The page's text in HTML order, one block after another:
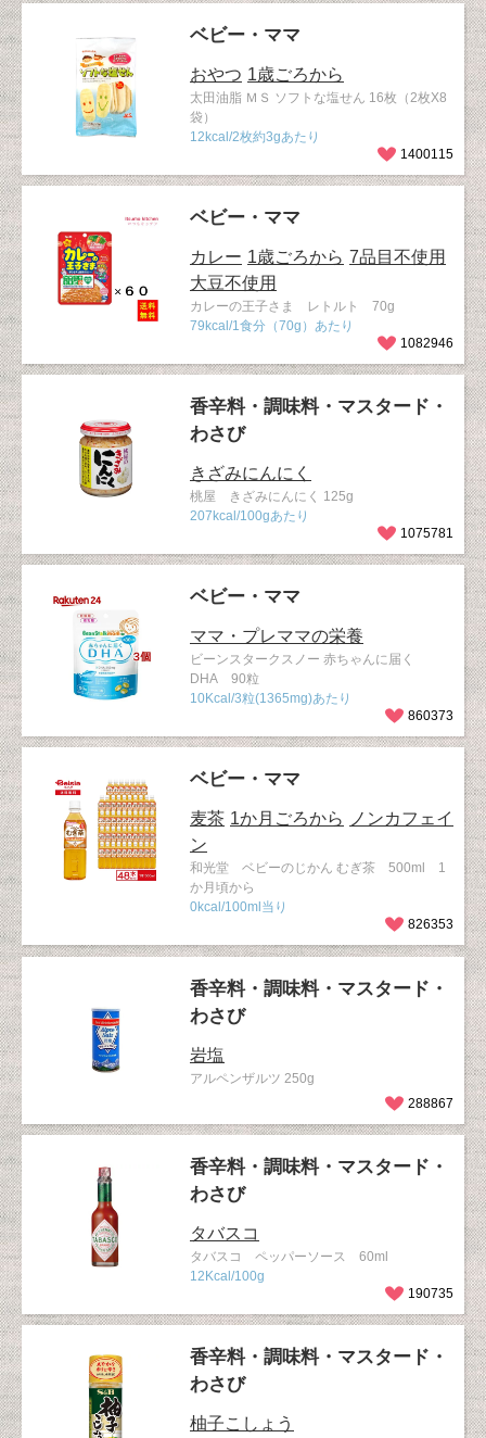
ベビー・ママ
おやつ 1歳ごろから
太田油脂 ＭＳ ソフトな塩せん 16枚（2枚X8
袋）
12kcal/2枚約3gあたり
1400115
ベビー・ママ
カレー 1歳ごろから 7品目不使用
大豆不使用
カレーの王子さま レトルト 70g
79kcal/1食分（70g）あたり
1082946
香辛料・調味料・マスタード・
わさび
きざみにんにく
桃屋 きざみにんにく 125g
207kcal/100gあたり
1075781
ベビー・ママ
ママ・プレママの栄養
ビーンスタークスノー 赤ちゃんに届く
DHA 90粒
10Kcal/3粒(1365mg)あたり
860373
ベビー・ママ
麦茶 1か月ごろから
ノンカフェイ
ン
和光堂 ベビーのじかん むぎ茶 500ml 1
か月頃から
0kcal/100ml当り
826353
香辛料・調味料・マスタード・
わさび
岩塩
アルペンザルツ 250g
288867
香辛料・調味料・マスタード・
わさび
タバスコ
タバスコ ペッパーソース 60ml
12Kcal/100g
190735
香辛料・調味料・マスタード・
わさび
柚子こしょう